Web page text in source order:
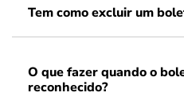
Tem como excluir um
O que fazer quando o
reconhecido?